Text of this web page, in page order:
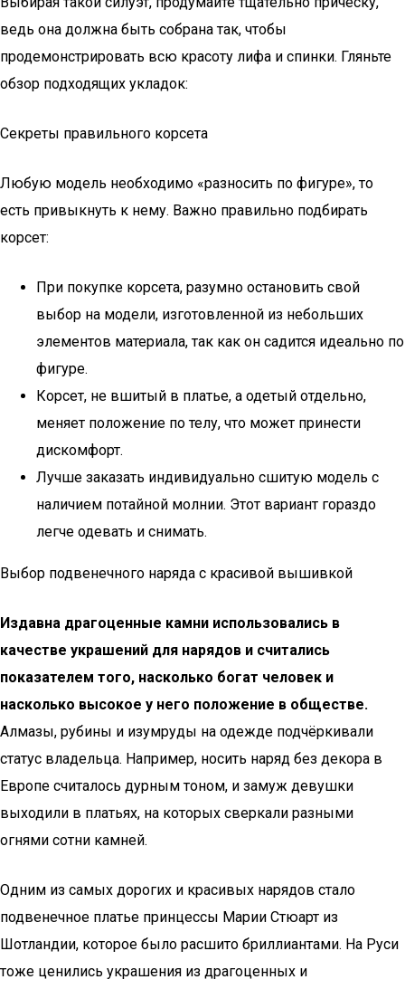
ведь она должна быть собрана так, чтобы
продемонстрировать всю красоту лифа и спинки. Гляньте
обзор подходящих укладок:
Секреты правильного корсета
Любую модель необходимо «разносить по фигуре», то
есть привыкнуть к нему. Важно правильно подбирать
корсет:
При покупке корсета, разумно остановить свой
выбор на модели, изготовленной из небольших
элементов материала, так как он садится идеально по
фигуре.
Корсет, не вшитый в платье, а одетый отдельно,
меняет положение по телу, что может принести
дискомфорт.
Лучше заказать индивидуально сшитую модель с
наличием потайной молнии. Этот вариант гораздо
легче одевать и снимать.
Выбор подвенечного наряда с красивой вышивкой
Издавна драгоценные камни использовались в
качестве украшений для нарядов и считались
показателем того, насколько богат человек и
насколько высокое у него положение в обществе.
Алмазы, рубины и изумруды на одежде подчёркивали
статус владельца. Например, носить наряд без декора в
Европе считалось дурным тоном, и замуж девушки
выходили в платьях, на которых сверкали разными
огнями сотни камней.
Одним из самых дорогих и красивых нарядов стало
подвенечное платье принцессы Марии Стюарт из
Шотландии, которое было расшито бриллиантами. На Руси
тоже ценились украшения из драгоценных и